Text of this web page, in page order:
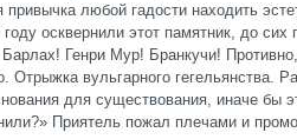
привычка любой гадости находить
осквернили этот памятник, до
Генри Мур! Бранкучи!
Отрыжка вульгарного гегельянства.
для существования, иначе бы
Приятель пожал плечами и